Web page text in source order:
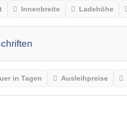
Innenbreite Ladehöhe
in Tagen Ausleihpreise